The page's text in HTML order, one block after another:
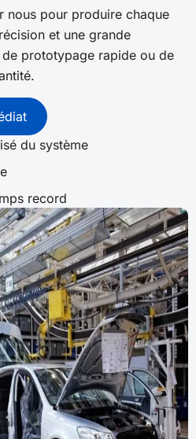
nous pour produire chaque
et une grande
prototypage rapide ou de
du système
record